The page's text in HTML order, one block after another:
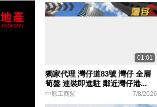
01:01
獨家代理 灣仔道83號 灣仔 全層
筍盤 連裝即進駐 鄰近灣仔港...
中原工商舖 7/8/2026